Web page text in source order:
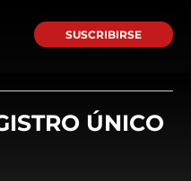
SUSCRIBIRSE
ÚNICO